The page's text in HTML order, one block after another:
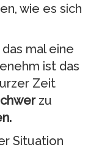
wie es sich
mal eine
ist das
Zeit
zu
Situation